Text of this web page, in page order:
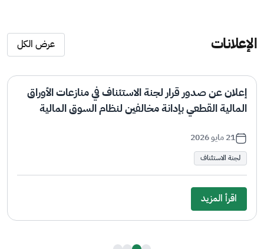
الإعلانات عرض الكل
إعلان عن صدور قرارَي لجنة الاستئناف في منازعات
المالية القطعيين بإدانة مخالفين لنظام السوق المالية
14 مايو 2026
لجنة الاستئناف
اقرأ المزيد